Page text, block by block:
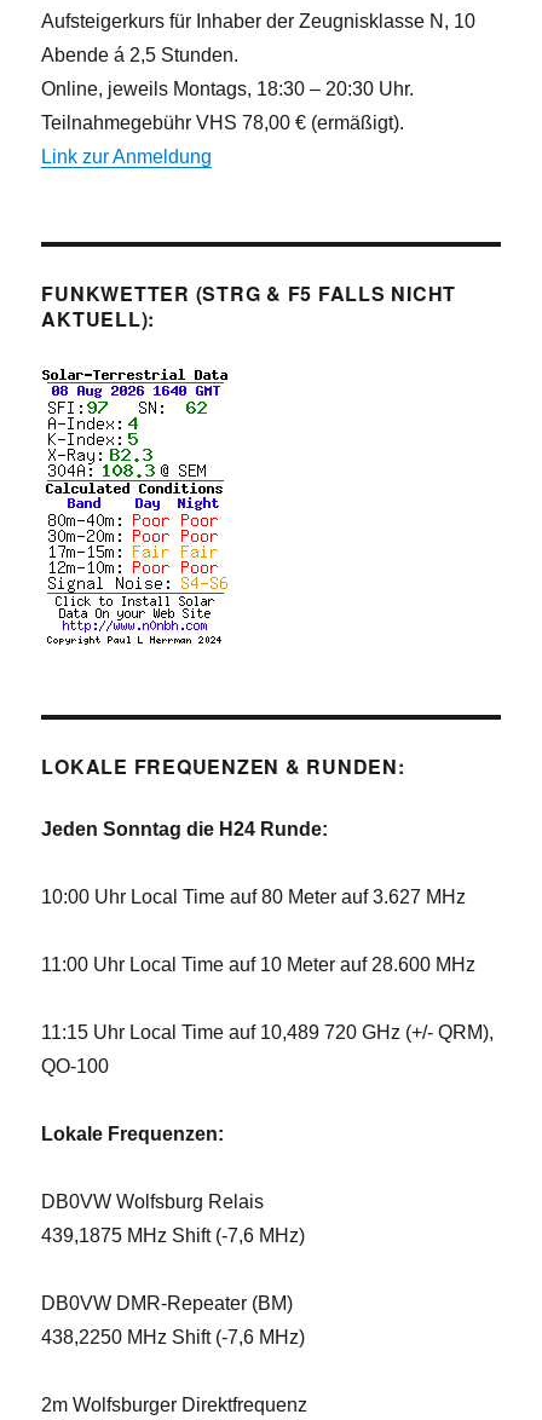
Aufsteigerkurs für Inhaber der Zeugnisklasse N, 10
Abende á 2,5 Stunden.
Online, jeweils Montags, 18:30 – 20:30 Uhr.
Teilnahmegebühr VHS 78,00 € (ermäßigt).
Link zur Anmeldung
FUNKWETTER (STRG & F5 FALLS NICHT
AKTUELL):
LOKALE FREQUENZEN & RUNDEN:
Jeden Sonntag die H24 Runde:
10:00 Uhr Local Time auf 80 Meter auf 3.627 MHz
11:00 Uhr Local Time auf 10 Meter auf 28.600 MHz
11:15 Uhr Local Time auf 10,489 720 GHz (+/- QRM),
QO-100
Lokale Frequenzen:
DB0VW Wolfsburg Relais
439,1875 MHz Shift (-7,6 MHz)
DB0VW DMR-Repeater (BM)
438,2250 MHz Shift (-7,6 MHz)
2m Wolfsburger Direktfrequenz